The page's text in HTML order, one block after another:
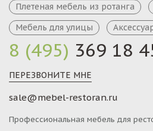
8 (495) 369 18
ПЕРЕЗВОНИТЕ МНЕ
sale@mebel-restoran.ru
Профессиональная мебель для
Плетеная мебель из ротанга
Мебель для улицы